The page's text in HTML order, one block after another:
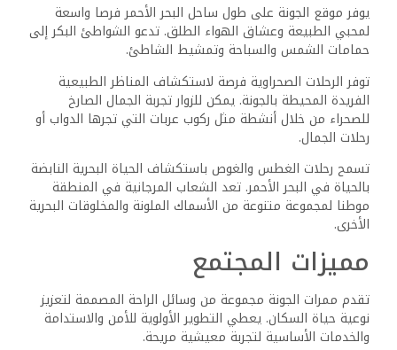
‎يوفر موقع الجونة على طول ساحل البحر الأحمر فرصا واسعة
لمحبي الطبيعة وعشاق الهواء الطلق. تدعو الشواطئ البكر إلى
حمامات الشمس والسباحة وتمشيط الشاطئ.
‎توفر الرحلات الصحراوية فرصة لاستكشاف المناظر الطبيعية
الفريدة المحيطة بالجونة. يمكن للزوار تجربة الجمال الصارخ
للصحراء من خلال أنشطة مثل ركوب عربات التي تجرها الدواب أو
رحلات الجمال.
‎تسمح رحلات الغطس والغوص باستكشاف الحياة البحرية النابضة
بالحياة في البحر الأحمر. تعد الشعاب المرجانية في المنطقة
موطنا لمجموعة متنوعة من الأسماك الملونة والمخلوقات البحرية
الأخرى.
‎تقدم ممرات الجونة مجموعة من وسائل الراحة المصممة لتعزيز
نوعية حياة السكان. يعطي التطوير الأولوية للأمن والاستدامة
والخدمات الأساسية لتجربة معيشية مريحة.